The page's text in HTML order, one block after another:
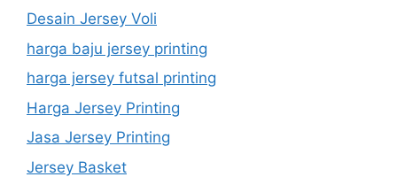
Desain Jersey Voli
harga baju jersey printing
harga jersey futsal printing
Harga Jersey Printing
Jasa Jersey Printing
Jersey Basket